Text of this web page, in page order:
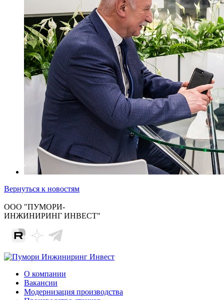
Вернуться к новостям
ООО "ПУМОРИ-
ИНЖИНИРИНГ ИНВЕСТ"
О компании
Вакансии
Модернизация производства